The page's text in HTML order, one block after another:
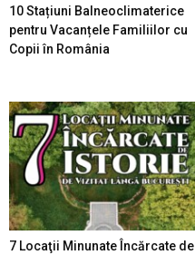
10 Stațiuni Balneoclimaterice
pentru Vacanțele Familiilor cu
Copii în România
7 Locaţii Minunate Încărcate de